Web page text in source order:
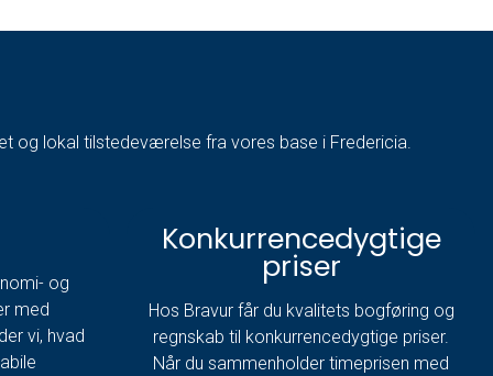
og lokal tilstedeværelse fra vores base i Fredericia.
og
med
vi, hvad
Konkurrencedygtige
priser
Hos Bravur får du kvalitets bogføring og
regnskab til konkurrencedygtige priser.
Når du sammenholder timeprisen med